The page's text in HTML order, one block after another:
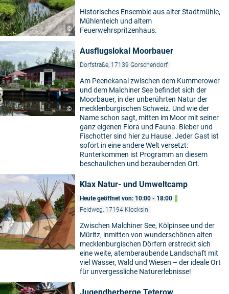
©
Historisches Ensemble aus alter Stadtmühle,
Mühlenteich und altem
Feuerwehrspritzenhaus.
©
Ausflugslokal Moorbauer
Dorfstraße, 17139 Gorschendorf
Am Peenekanal zwischen dem Kummerower
und dem Malchiner See befindet sich der
Moorbauer, in der unberührten Natur der
mecklenburgischen Schweiz. Und wie der
Name schon sagt, mitten im Moor mit seiner
ganz eigenen Flora und Fauna. Bieber und
Fischotter sind hier zu Hause. Jeder Gast ist
sofort in eine andere Welt versetzt:
Runterkommen ist Programm an diesem
beschaulichen und bezaubernden Ort.
Klax Natur- und Umweltcamp
Heute geöffnet von: 10:00 - 18:00
Feldweg, 17194 Klocksin
Zwischen Malchiner See, Kölpinsee und der
Müritz, inmitten von wunderschönen alten
mecklenburgischen Dörfern erstreckt sich
eine weite, atemberaubende Landschaft mit
viel Wasser, Wald und Wiesen – der ideale Ort
für unvergessliche Naturerlebnisse!